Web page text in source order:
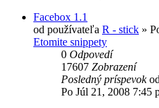
Facebox 1.1
od používateľa R - stick »
Etomite snippety
0 Odpovedí
17607 Zobrazení
Posledný príspevok
Po Júl 21, 2008 7:45